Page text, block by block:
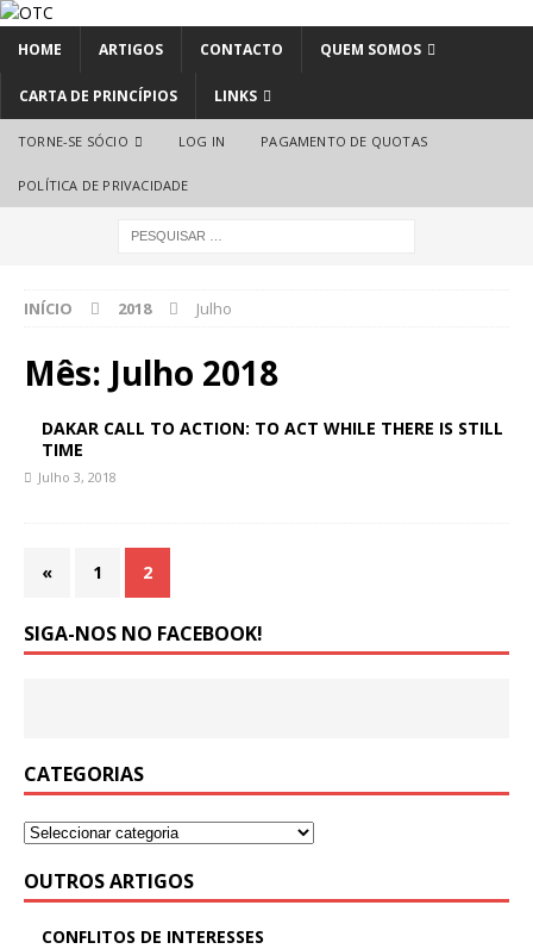
HOME ARTIGOS CONTACTO QUEM SOMOS
CARTA DE PRINCÍPIOS LINKS
TORNE-SE SÓCIO LOG IN PAGAMENTO DE QUOTAS
POLÍTICA DE PRIVACIDADE
INÍCIO 2018 Julho
Mês: Julho 2018
DAKAR CALL TO ACTION: TO ACT WHILE THERE IS STILL
TIME
Julho 3, 2018
« 1 2
SIGA-NOS NO FACEBOOK!
CATEGORIAS
OUTROS ARTIGOS
CONFLITOS DE INTERESSES